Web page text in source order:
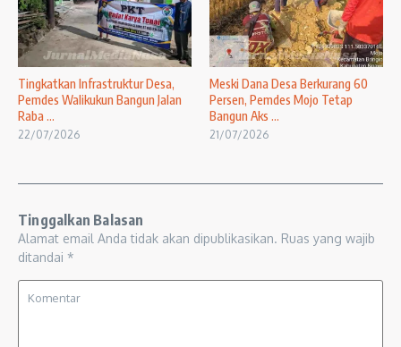
Tingkatkan Infrastruktur Desa,
Pemdes Walikukun Bangun Jalan
Raba ...
22/07/2026
Meski Dana Desa Berkurang 60
Persen, Pemdes Mojo Tetap
Bangun Aks ...
21/07/2026
Tinggalkan Balasan
Alamat email Anda tidak akan dipublikasikan. Ruas yang wajib
ditandai *